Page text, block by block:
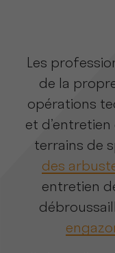
Les
de la
opérations
et
terrains de
des
entretien